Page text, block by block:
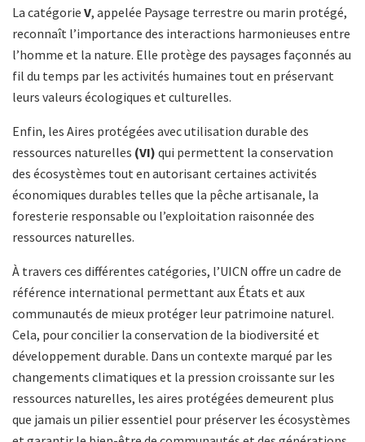
La catégorie V, appelée Paysage terrestre ou marin protégé,
reconnaît l’importance des interactions harmonieuses entre
l’homme et la nature. Elle protège des paysages façonnés au
fil du temps par les activités humaines tout en préservant
leurs valeurs écologiques et culturelles.
Enfin, les Aires protégées avec utilisation durable des
ressources naturelles (VI) qui permettent la conservation
des écosystèmes tout en autorisant certaines activités
économiques durables telles que la pêche artisanale, la
foresterie responsable ou l’exploitation raisonnée des
ressources naturelles.
À travers ces différentes catégories, l’UICN offre un cadre de
référence international permettant aux États et aux
communautés de mieux protéger leur patrimoine naturel.
Cela, pour concilier la conservation de la biodiversité et
développement durable. Dans un contexte marqué par les
changements climatiques et la pression croissante sur les
ressources naturelles, les aires protégées demeurent plus
que jamais un pilier essentiel pour préserver les écosystèmes